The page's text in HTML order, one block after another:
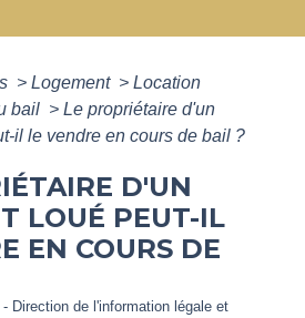
> Logement > Location
bail > Le propriétaire d'un
il le vendre en cours de bail ?
D'UN
LOUÉ PEUT-IL
EN COURS DE
Direction de l'information légale et